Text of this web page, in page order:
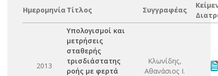
Ημερομηνία Τίτλος Συγγραφέας
2013
Υπολογισμοί και
μετρήσεις
σταθερής
τρισδιάστατης
ροής με φερτά
Κλωνίδης,
Αθανάσιος Ι.